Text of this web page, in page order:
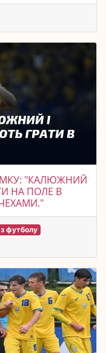
"КАЛЮЖНИЙ
НА ПОЛЕ В
з футболу